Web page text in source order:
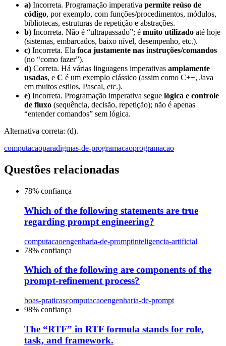
a) Incorreta. Programação imperativa permite reúso de
código, por exemplo, com funções/procedimentos, módulos,
bibliotecas, estruturas de repetição e abstrações.
b) Incorreta. Não é “ultrapassado”; é muito utilizado até hoje
(sistemas, embarcados, baixo nível, desempenho, etc.).
c) Incorreta. Ela foca justamente nas instruções/comandos
(no “como fazer”).
d) Correta. Há várias linguagens imperativas amplamente
usadas, e C é um exemplo clássico (assim como C++, Java
em muitos estilos, Pascal, etc.).
e) Incorreta. Programação imperativa segue lógica e controle
de fluxo (sequência, decisão, repetição); não é apenas
“entender comandos” sem lógica.
Alternativa correta: (d).
computacaoparadigmas-de-programacaoprogramacao
Questões relacionadas
78% confiança
Which of the following statements are true
regarding prompt engineering?
computacaoengenharia-de-promptinteligencia-artificial
78% confiança
Which of the following are components of the
prompt-refinement process?
boas-praticascomputacaoengenharia-de-prompt
98% confiança
The “RTF” in RTF formula stands for role,
task, and framework.